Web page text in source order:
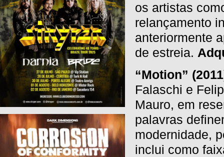
os artistas
relançamento
anteriormente
de estreia.
“Motion”
Falaschi e
Mauro, em
palavras
modernidade,
inclui como